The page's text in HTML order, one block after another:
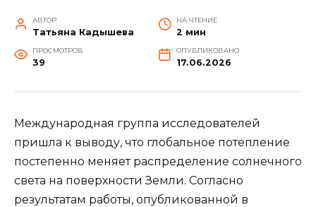
АВТОР
Татьяна Кадышева
НА ЧТЕНИЕ
2 мин
ПРОСМОТРОВ
39
ОПУБЛИКОВАНО
17.06.2026
Международная группа исследователей
пришла к выводу, что глобальное потепление
постепенно меняет распределение солнечного
света на поверхности Земли. Согласно
результатам работы, опубликованной в